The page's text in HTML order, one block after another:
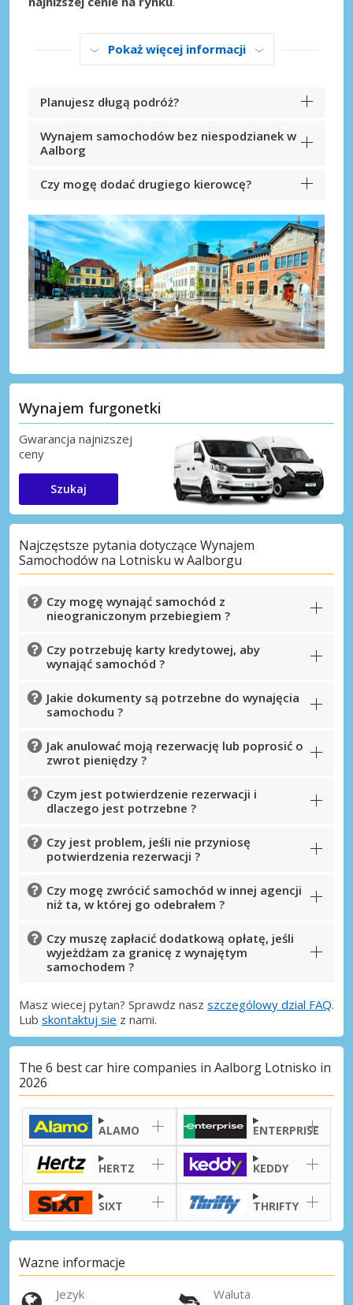
Pokaż więcej informacji
Planujesz długą podróż?
Wynajem samochodów bez niespodzianek w
Aalborg
Czy mogę dodać drugiego kierowcę?
Wynajem furgonetki
Gwarancja najnizszej
ceny
Szukaj
Najczęstsze pytania dotyczące Wynajem
Samochodów na Lotnisku w Aalborgu
Czy mogę wynająć samochód z
nieograniczonym przebiegiem ?
Czy potrzebuję karty kredytowej, aby
wynająć samochód ?
Jakie dokumenty są potrzebne do wynajęcia
samochodu ?
Jak anulować moją rezerwację lub poprosić o
zwrot pieniędzy ?
Czym jest potwierdzenie rezerwacji i
dlaczego jest potrzebne ?
Czy jest problem, jeśli nie przyniosę
potwierdzenia rezerwacji ?
Czy mogę zwrócić samochód w innej agencji
niż ta, w której go odebrałem ?
Czy muszę zapłacić dodatkową opłatę, jeśli
wyjeżdżam za granicę z wynajętym
samochodem ?
Masz wiecej pytan? Sprawdz nasz szczególowy dzial FAQ.
Lub skontaktuj sie z nami.
The 6 best car hire companies in Aalborg Lotnisko in
2026
ALAMO ENTERPRISE
HERTZ KEDDY
SIXT THRIFTY
Wazne informacje
Jezyk Waluta